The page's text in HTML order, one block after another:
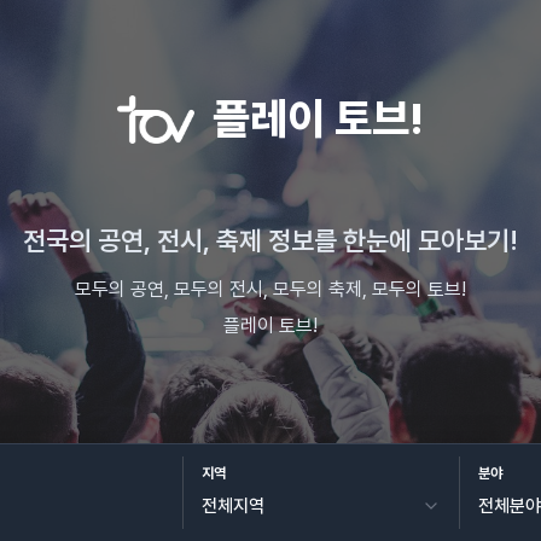
플레이 토브!
전국의 공연, 전시, 축제 정보를 한눈에 모아보기!
모두의 공연, 모두의 전시, 모두의 축제, 모두의 토브!
플레이 토브!
지역 분야